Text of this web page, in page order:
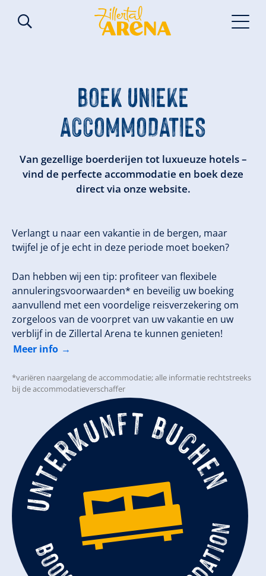
BOEK UNIEKE
ACCOMMODATIES
Van gezellige boerderijen tot luxueuze hotels –
vind de perfecte accommodatie en boek deze
direct via onze website.
Verlangt u naar een vakantie in de bergen, maar
twijfel je of je echt in deze periode moet boeken?
Dan hebben wij een tip: profiteer van flexibele
annuleringsvoorwaarden* en beveilig uw boeking
aanvullend met een voordelige reisverzekering om
zorgeloos van de voorpret van uw vakantie en uw
verblijf in de Zillertal Arena te kunnen genieten!
Meer info
*variëren naargelang de accommodatie; alle informatie rechtstreeks
bij de accommodatieverschaffer